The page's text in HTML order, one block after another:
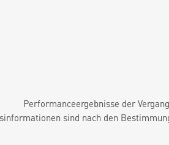
Performanceergebnisse der
sind nach den